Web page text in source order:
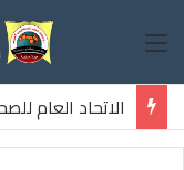
القائمة
الاتحاد العام
ثلاثة صحفيين